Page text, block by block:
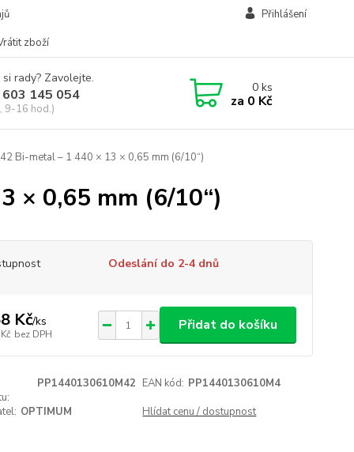
zboží
Přihlášení
rady? Zavolejte.
145 054
9-16 hod.)
0ks
za 0 Kč
Bi-metal – 1 440 × 13 × 0,65 mm (6/10“)
× 0,65 mm (6/10“)
Odeslání do 2-4 dnů
Kč/ks
bez DPH
Přidat do košíku
PP1440130610M42 EAN kód: PP1440130610M4
OPTIMUM Hlídat cenu / dostupnost